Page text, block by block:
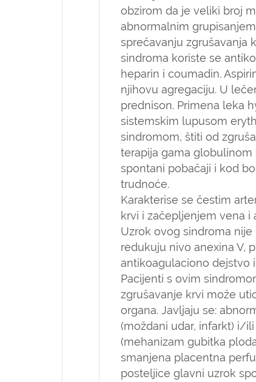
obzirom da je veliki broj
abnormalnim
sprečavanju zgrušavanja
sindroma koriste se
heparin i coumadin.
njihovu agregaciju. U
prednison. Primena leka
sistemskim lupusom
sindromom, štiti od
terapija gama
spontani pobačaji i kod
trudnoće.
Karakterise se čestim
krvi i začepljenjem vena i
Uzrok ovog sindroma
redukuju nivo anexina V,
antikoagulaciono dejstvo
Pacijenti s ovim
zgrušavanje krvi može
organa. Javljaju se:
(moždani udar, infarkt) i/
(mehanizam gubitka
smanjena placentna
posteljice glavni uzrok